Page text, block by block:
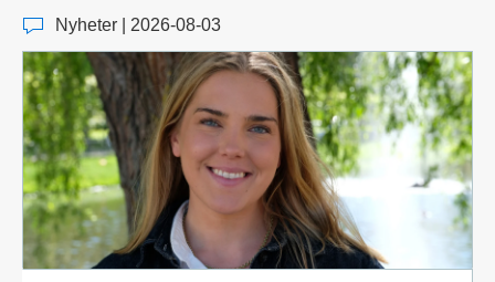
Nyheter | 2026-08-03